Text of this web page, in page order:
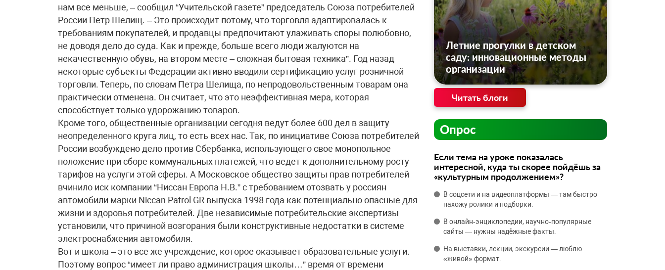
нам все меньше, – сообщил “Учительской газете” председатель Союза потребителей
России Петр Шелищ. – Это происходит потому, что торговля адаптировалась к
требованиям покупателей, и продавцы предпочитают улаживать споры полюбовно,
не доводя дело до суда. Как и прежде, больше всего люди жалуются на
некачественную обувь, на втором месте – сложная бытовая техника”. Год назад
некоторые субъекты Федерации активно вводили сертификацию услуг розничной
торговли. Теперь, по словам Петра Шелища, по непродовольственным товарам она
практически отменена. Он считает, что это неэффективная мера, которая
способствует только удорожанию товаров.
Кроме того, общественные организации сегодня ведут более 600 дел в защиту
неопределенного круга лиц, то есть всех нас. Так, по инициативе Союза потребителей
России возбуждено дело против Сбербанка, использующего свое монопольное
положение при сборе коммунальных платежей, что ведет к дополнительному росту
тарифов на услуги этой сферы. А Московское общество защиты прав потребителей
вчинило иск компании “Ниссан Европа Н.В.” с требованием отозвать у россиян
автомобили марки Niccan Patrol GR выпуска 1998 года как потенциально опасные для
жизни и здоровья потребителей. Две независимые потребительские экспертизы
установили, что причиной возгорания были конструктивные недостатки в системе
электроснабжения автомобиля.
Вот и школа – это все же учреждение, которое оказывает образовательные услуги.
Поэтому вопрос “имеет ли право администрация школы…” время от времени
Летние прогулки в детском
саду: инновационные методы
организации
Читать блоги
Опрос
Если тема на уроке показалась
интересной, куда ты скорее пойдёшь за
«культурным продолжением»?
В соцсети и на видеоплатформы — там быстро
нахожу ролики и подборки.
В онлайн‑энциклопедии, научно‑популярные
сайты — нужны надёжные факты.
На выставки, лекции, экскурсии — люблю
«живой» формат.